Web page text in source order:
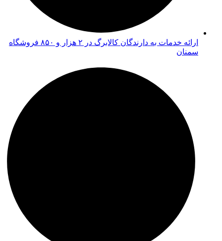
ارائه خدمات به دارندگان کالابرگ در ۲ هزار و ۸۵۰ فروشگاه
سمنان